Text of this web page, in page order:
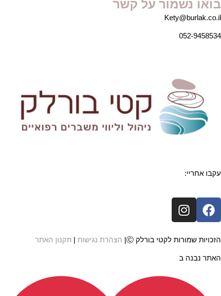
בואו נשמור על קשר
Kety@burlak.co.il
052-9458534
עקבו אחריי:
F
a
e
b
o
I
n
t
a
g
r
הזכויות שמורות לקטי בורלק Ⓒ| הצהרת נגישות תקנון האתר
האתר נבנה ב